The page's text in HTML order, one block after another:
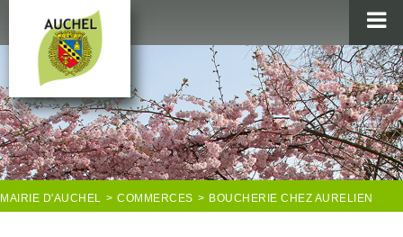
MAIRIE
AU QUOTIDIEN
AGENDA & LOISIRS
AUCHEL EN IMAGES
MAIRIE D'AUCHEL > COMMERCES > BOUCHERIE CHEZ AURELIEN